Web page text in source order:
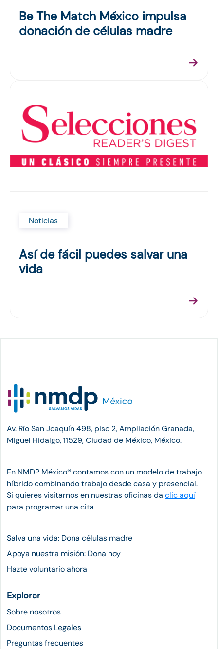
Be The Match México impulsa
donación de células madre
Noticias
Así de fácil puedes salvar una
vida
Av. Río San Joaquín 498, piso 2, Ampliación Granada,
Miguel Hidalgo, 11529, Ciudad de México, México.
En NMDP México®︎ contamos con un modelo de trabajo
híbrido combinando trabajo desde casa y presencial.
Si quieres visitarnos en nuestras oficinas da clic aquí
para programar una cita.
Salva una vida: Dona células madre
Apoya nuestra misión: Dona hoy
Hazte voluntario ahora
Explorar
Sobre nosotros
Documentos Legales
Preguntas frecuentes